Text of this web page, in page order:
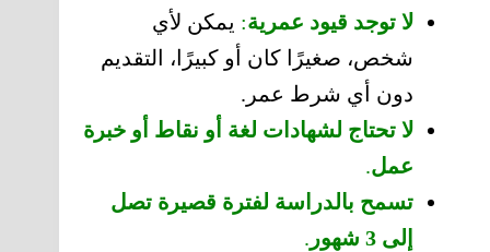
لا توجد قيود عمرية: يمكن لأي
شخص، صغيرًا كان أو كبيرًا، التقديم
دون أي شرط عمر.
لا تحتاج لشهادات لغة أو نقاط أو خبرة
عمل.
تسمح بالدراسة لفترة قصيرة تصل
إلى 3 شهور
.